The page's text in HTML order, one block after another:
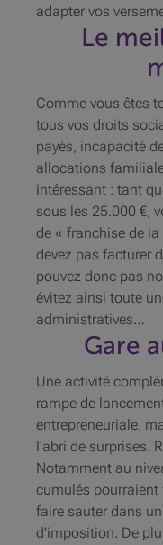
adapter vos
Le
Comme vous êtes
tous vos droits
payés, incapacité
allocations
intéressant : tant
sous les 25.000 €,
de « franchise de
devez pas facturer
pouvez donc pas
évitez ainsi toute
administratives…
Gare
Une activité
rampe de
entrepreneuriale,
l'abri de surprises.
Notamment au
cumulés pourraient
faire sauter dans
d'imposition. De